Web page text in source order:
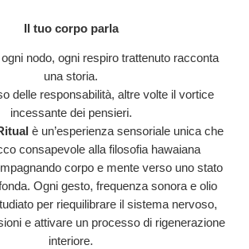
Il tuo corpo parla
nodo, ogni respiro trattenuto racconta
una storia.
delle responsabilità, altre volte il vortice
incessante dei pensieri.
è un’esperienza sensoriale unica che
consapevole alla filosofia hawaiana
corpo e mente verso uno stato
Ogni gesto, frequenza sonora e olio
per riequilibrare il sistema nervoso,
e attivare un processo di rigenerazione
interiore.